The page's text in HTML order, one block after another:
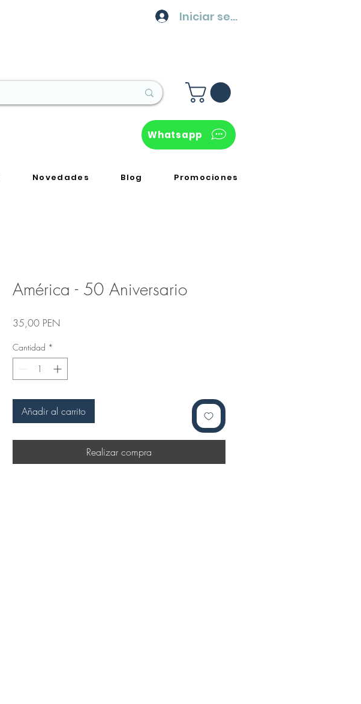
Iniciar sesión
Whatsapp
Novedades Blog Promociones
América - 50 Aniversario
35,00 PENPrecio
Cantidad *
Añadir al carrito
Realizar compra